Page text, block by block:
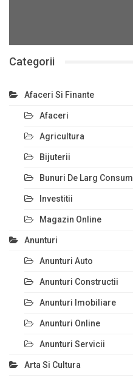
Categorii
Afaceri Si Finante
Afaceri
Agricultura
Bijuterii
Bunuri De Larg Consum
Investitii
Magazin Online
Anunturi
Anunturi Auto
Anunturi Constructii
Anunturi Imobiliare
Anunturi Online
Anunturi Servicii
Arta Si Cultura